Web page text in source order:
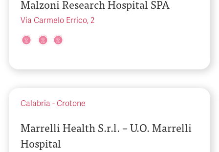
Malzoni Research Hospital SPA
Via Carmelo Errico, 2
Calabria - Crotone
Marrelli Health S.r.l. – U.O. Marrelli
Hospital